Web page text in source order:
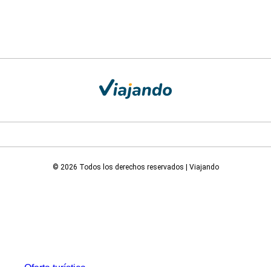
© 2026 Todos los derechos reservados | Viajando